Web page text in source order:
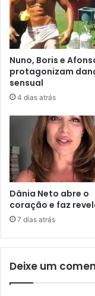
Nuno, Boris e
protagonizam
sensual
4 dias atrás
Dânia Neto abre o
coração e faz
7 dias atrás
Deixe um